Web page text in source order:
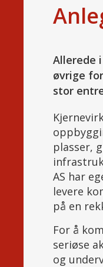
Allerede
øvrige
stor
plasser,
AS har
levere
på en
For å
seriøse
og